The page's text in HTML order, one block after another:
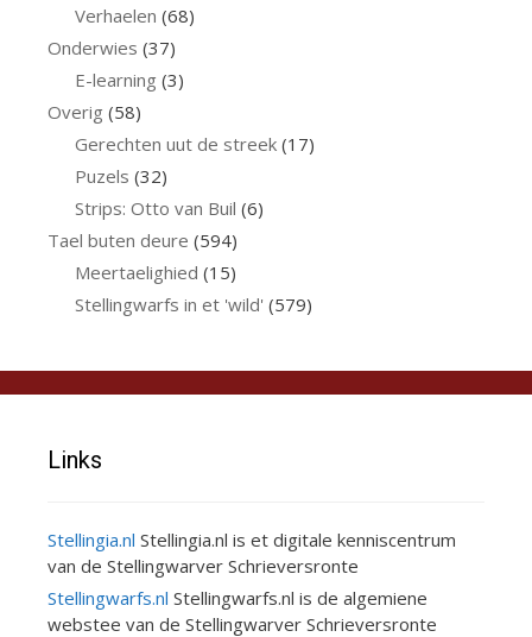
Verhaelen (68)
Onderwies (37)
E-learning (3)
Overig (58)
Gerechten uut de streek(17)
Puzels (32)
Strips: Otto van Buil (6)
Tael buten deure (594)
Meertaelighied (15)
Stellingwarfs in et 'wild' (579)
Links
Stellingia.nl Stellingia.nl is et digitale kenniscentrum
van de Stellingwarver Schrieversronte
Stellingwarfs.nl Stellingwarfs.nl is de algemiene
webstee van de Stellingwarver Schrieversronte